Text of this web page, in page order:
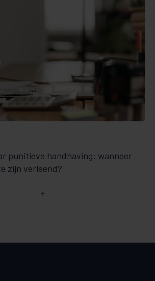
punitieve handhaving: wanneer
zijn verleend?